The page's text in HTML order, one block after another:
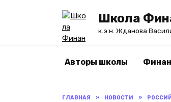
Школа
к.э.н. Жданова
Авторы школы
ГЛАВНАЯ » НОВОСТИ »